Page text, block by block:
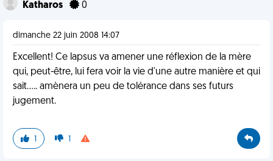
Katharos 0
dimanche 22 juin 2008 14:07
Excellent! Ce lapsus va amener une réflexion de la mère
qui, peut-être, lui fera voir la vie d'une autre manière et qui
sait..... amènera un peu de tolérance dans ses futurs
jugement.
1 1